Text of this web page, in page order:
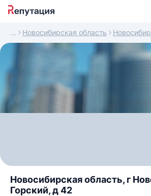
Новосибирская область
Новосибирская область, г
Горский, д 42